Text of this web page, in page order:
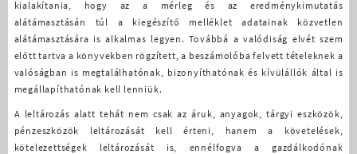
kialakítania, hogy az a mérleg és az eredménykimutatás
alátámasztásán túl a kiegészítő melléklet adatainak közvetlen
alátámasztására is alkalmas legyen. Továbbá a valódiság elvét szem
előtt tartva a könyvekben rögzített, a beszámolóba felvett tételeknek a
valóságban is megtalálhatónak, bizonyíthatónak és kívülállók által is
megállapíthatónak kell lenniük.
A leltározás alatt tehát nem csak az áruk, anyagok, tárgyi eszközök,
pénzeszközök leltározását kell érteni, hanem a követelések,
kötelezettségek leltározását is, ennélfogva a gazdálkodónak